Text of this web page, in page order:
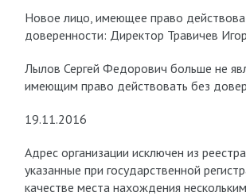
Новое лицо, имеющее право
доверенности: Директор Травичев
Лылов Сергей Федорович больше не
имеющим право действовать без
19.11.2016
Адрес организации исключен из
указанные при государственной
качестве места нахождения